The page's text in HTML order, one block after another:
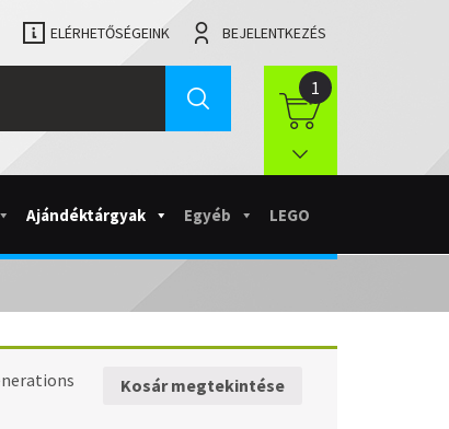
ELÉRHETŐSÉGEINK BEJELENTKEZÉS
1
Ajándéktárgyak Egyéb LEGO
Kosár megtekintése